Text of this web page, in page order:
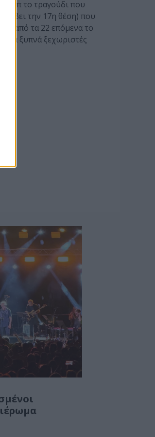
το τραγούδι που
την 17η θέση) που
από τα 22 επόμενα το
να ξυπνά ξεχωριστές